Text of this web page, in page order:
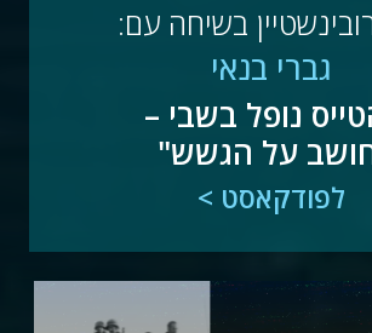
בשיחה עם:
גברי בנאי
נופל בשבי –
על הגשש"
לפודקאסט >